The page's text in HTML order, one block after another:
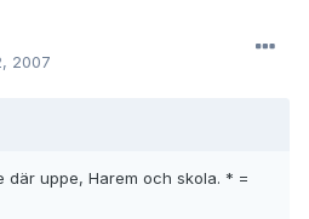
2007
där uppe, Harem och skola. * =